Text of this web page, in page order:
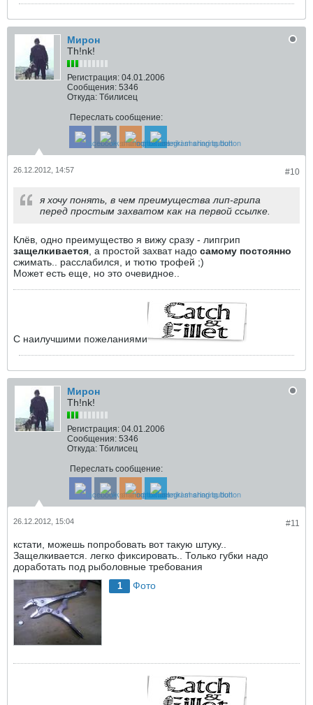
Мирон
Th!nk!
Регистрация: 04.01.2006
Сообщения: 5346
Откуда: Тбилисец
Переслать сообщение:
#10
26.12.2012, 14:57
я хочу понять, в чем преимущества лип-грипа
перед простым захватом как на первой ссылке.
Клёв, одно преимущество я вижу сразу - липгрип
защелкивается , а простой захват надо самому постоянно
сжимать.. расслабился, и тютю трофей ;)
Может есть еще, но это очевидное..
С наилучшими пожеланиями
Мирон
Th!nk!
Регистрация: 04.01.2006
Сообщения: 5346
Откуда: Тбилисец
Переслать сообщение:
#11
26.12.2012, 15:04
кстати, можешь попробовать вот такую штуку..
Защелкивается. легко фиксировать.. Только губки надо
доработать под рыболовные требования
1 Фото